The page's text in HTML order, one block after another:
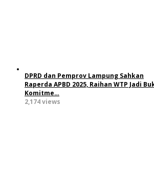
DPRD dan Pemprov Lampung Sahkan
Raperda APBD 2025, Raihan WTP Jadi
Komitme…
2,174 views